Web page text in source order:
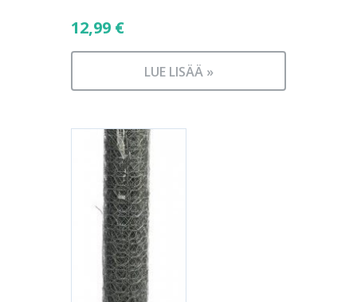
12,99 €
LUE LISÄÄ »